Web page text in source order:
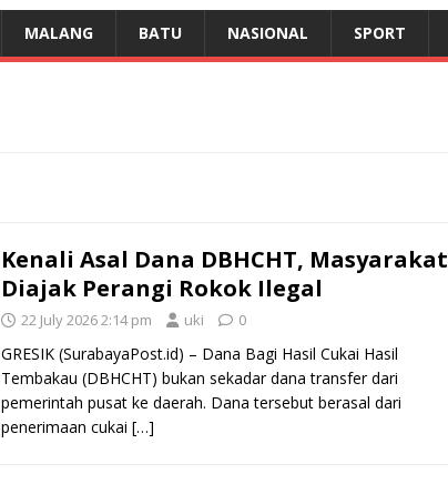
MALANG BATU NASIONAL SPORT
Kenali Asal Dana DBHCHT, Masyarakat
Diajak Perangi Rokok Ilegal
22 July 2026 2:14 pm uki 0
GRESIK (SurabayaPost.id) – Dana Bagi Hasil Cukai Hasil
Tembakau (DBHCHT) bukan sekadar dana transfer dari
pemerintah pusat ke daerah. Dana tersebut berasal dari
penerimaan cukai […]